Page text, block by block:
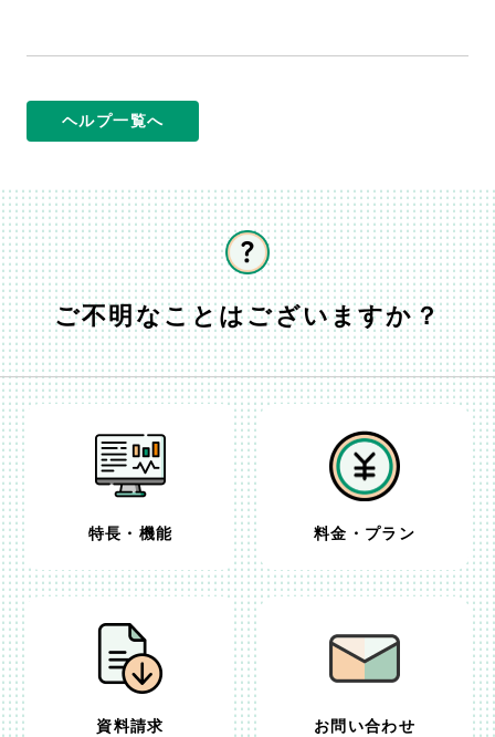
ヘルプ一覧へ
ご不明なことはございますか？
特長・機能 料金・プラン
資料請求 お問い合わせ